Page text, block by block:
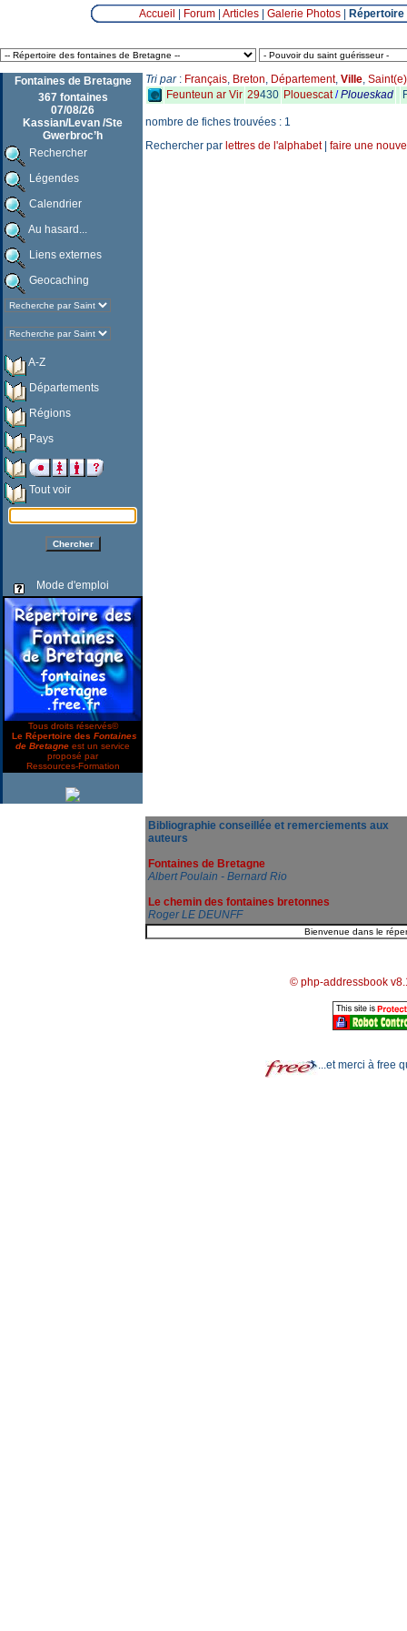
Accueil Forum| Articles| Galerie Photos|
Fontaines de Bretagne
367 fontaines
07/08/26
Kassian/Levan /Ste
Gwerbroc’h
Rechercher
Légendes
Calendrier
Au hasard...
Liens externes
Geocaching
A-Z
Départements
Régions
Pays
Tout voir
Mode d'emploi
Tous droits réservés©
Le Répertoire des Fontaines
de Bretagne est un service
proposé par
Ressources-Formation
Tri par: Français, Breton, Département, Ville, Saint(e)
Feunteun ar Vir 29430 Plouescat/Ploueskad
nombre de fiches trouvées : 1
Rechercher par lettres de l'alphabet| faire une
Bibliographie conseillée et remerciements aux
auteurs
Fontaines de Bretagne
Albert Poulain - Bernard Rio
Le chemin des fontaines bretonnes
Roger LE DEUNFF
© php-addressbook
...et merci à free